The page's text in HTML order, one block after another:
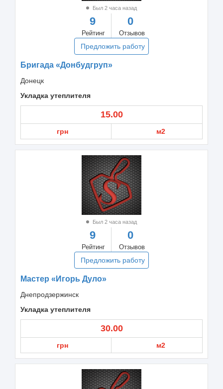
Был 2 часа назад
9
Рейтинг
0
Отзывов
Предложить работу
Бригада «Донбудгруп»
Донецк
Укладка утеплителя
15.00
грн м2
Был 2 часа назад
9
Рейтинг
0
Отзывов
Предложить работу
Мастер «Игорь Дуло»
Днепродзержинск
Укладка утеплителя
30.00
грн м2